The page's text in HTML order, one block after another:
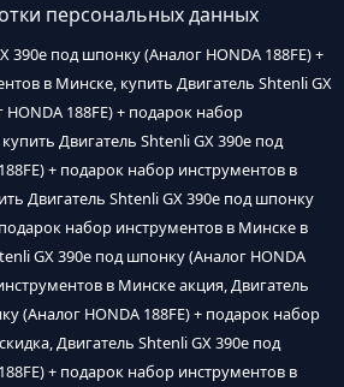
персональных данных
390е под шпонку (Аналог HONDA 188FE) +
в Минске, купить Двигатель Shtenli GX
188FE) + подарок набор
Двигатель Shtenli GX 390е под
+ подарок набор инструментов в
Двигатель Shtenli GX 390е под шпонку
набор инструментов в Минске в
GX 390е под шпонку (Аналог HONDA
в Минске акция, Двигатель
(Аналог HONDA 188FE) + подарок набор
Двигатель Shtenli GX 390е под
+ подарок набор инструментов в